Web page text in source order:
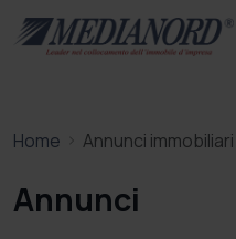
Home Annunci immobiliari
Annunci